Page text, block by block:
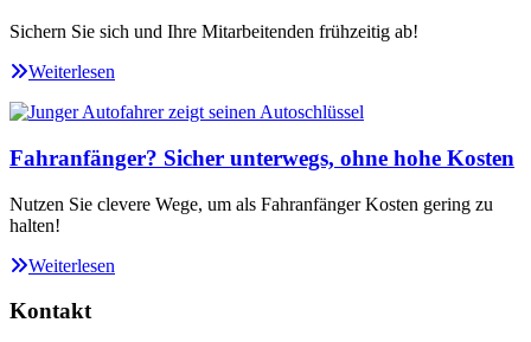
Sichern Sie sich und Ihre Mitarbeitenden frühzeitig ab!
Weiterlesen
Fahranfänger? Sicher unterwegs, ohne hohe Kosten
Nutzen Sie clevere Wege, um als Fahranfänger Kosten gering zu
halten!
Weiterlesen
Kontakt